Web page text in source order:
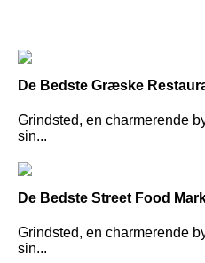
De Bedste Græske
Grindsted, en charmerende
sin...
De Bedste Street Food
Grindsted, en charmerende
sin...